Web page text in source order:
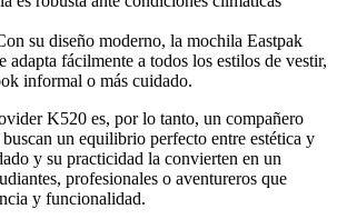
su diseño moderno, la mochila Eastpak
adapta fácilmente a todos los estilos de vestir,
informal o más cuidado.
K520 es, por lo tanto, un compañero
un equilibrio perfecto entre estética y
y su practicidad la convierten en un
profesionales o aventureros que
y funcionalidad.